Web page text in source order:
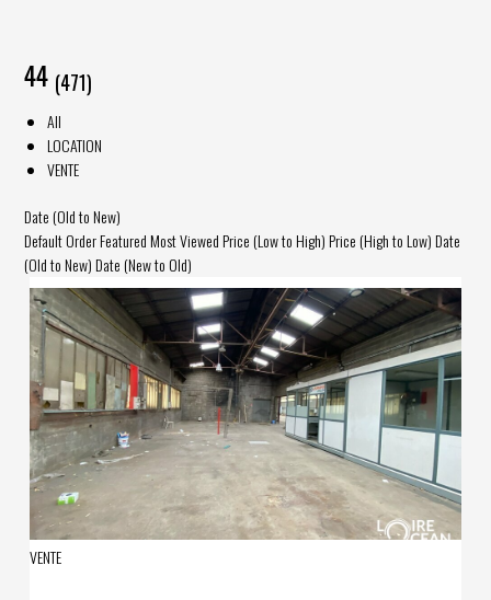
44 (471)
All
LOCATION
VENTE
Date (Old to New)
Default OrderFeatured Most Viewed Price (Low to High) Price (High to Low) Date
(Old to New) Date (New to Old)
VENTE